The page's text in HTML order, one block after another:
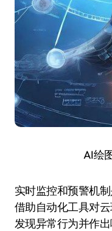
AI绘
实时监控和预警机
借助自动化工具对
发现异常行为并作